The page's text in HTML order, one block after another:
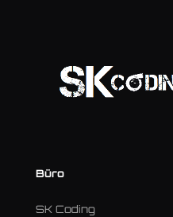
Büro
SK Coding